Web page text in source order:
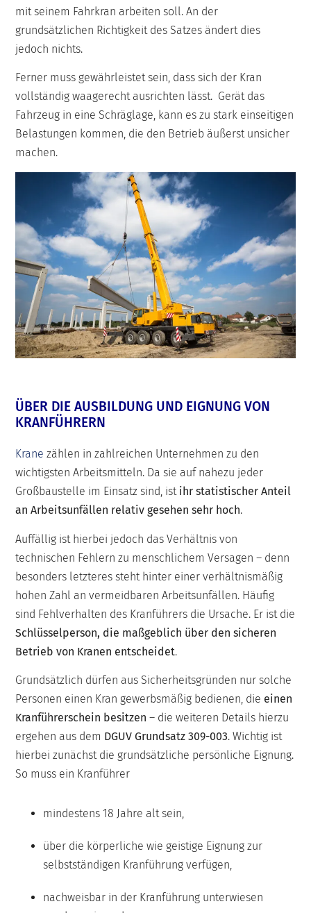
mit seinem Fahrkran arbeiten soll. An der
grundsätzlichen Richtigkeit des Satzes ändert dies
jedoch nichts.
Ferner muss gewährleistet sein, dass sich der Kran
vollständig waagerecht ausrichten lässt. Gerät das
Fahrzeug in eine Schräglage, kann es zu stark einseitigen
Belastungen kommen, die den Betrieb äußerst unsicher
machen.
ÜBER DIE AUSBILDUNG UND EIGNUNG VON
KRANFÜHRERN
Krane zählen in zahlreichen Unternehmen zu den
wichtigsten Arbeitsmitteln. Da sie auf nahezu jeder
Großbaustelle im Einsatz sind, ist ihr statistischer Anteil
an Arbeitsunfällen relativ gesehen sehr hoch.
Auffällig ist hierbei jedoch das Verhältnis von
technischen Fehlern zu menschlichem Versagen – denn
besonders letzteres steht hinter einer verhältnismäßig
hohen Zahl an vermeidbaren Arbeitsunfällen. Häufig
sind Fehlverhalten des Kranführers die Ursache. Er ist die
Schlüsselperson, die maßgeblich über den sicheren
Betrieb von Kranen entscheidet.
Grundsätzlich dürfen aus Sicherheitsgründen nur solche
Personen einen Kran gewerbsmäßig bedienen, die einen
Kranführerschein besitzen – die weiteren Details hierzu
ergehen aus dem DGUV Grundsatz 309-003. Wichtig ist
hierbei zunächst die grundsätzliche persönliche Eignung.
So muss ein Kranführer
mindestens 18 Jahre alt sein,
über die körperliche wie geistige Eignung zur
selbstständigen Kranführung verfügen,
nachweisbar in der Kranführung unterwiesen